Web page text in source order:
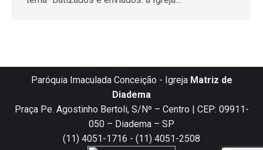
Paróquia Imaculada Conceição - Igreja Matriz de
Diadema
Praça Pe. Agostinho Bertoli, S/Nº – Centro | CEP: 09911-
050 – Diadema – SP
(11) 4051-1716 - (11) 4051-2508